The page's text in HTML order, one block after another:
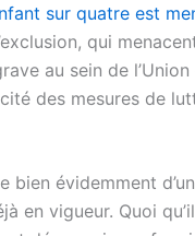
sur quatre est
qui
au sein de
des mesures de
bien évidemment
en vigueur. Quoi